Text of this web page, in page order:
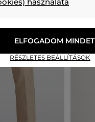
RÉSZLETES BEÁLLÍTÁSOK
ELFOGADOM MINDET